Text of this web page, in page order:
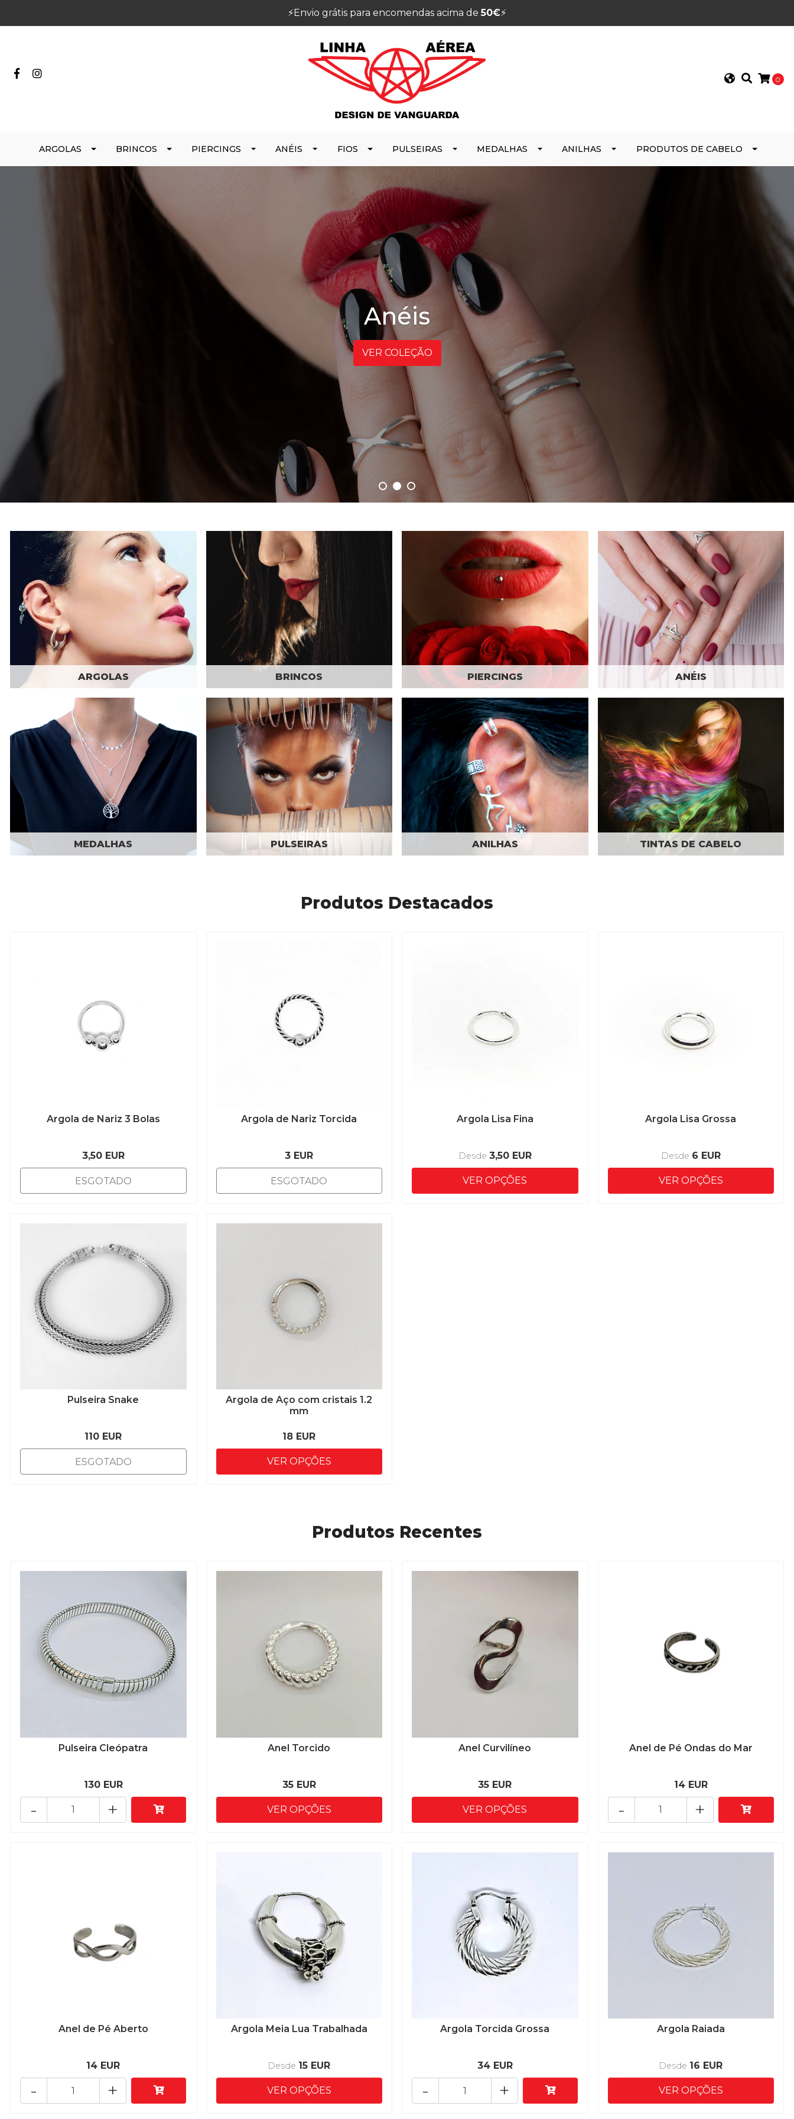
⚡️Envio grátis para encomendas acima de50€⚡️
0
ARGOLAS BRINCOS PIERCINGS ANÉIS FIOS PULSEIRAS MEDALHAS ANILHAS PRODUTOS DE CABELO
Anéis
VER COLEÇÃO
ARGOLAS BRINCOS PIERCINGS ANÉIS
MEDALHAS PULSEIRAS ANILHAS TINTAS DE CABELO
Produtos Destacados
Argola de Nariz 3 Bolas
3,50 EUR
ESGOTADO
Argola de Nariz Torcida
3 EUR
ESGOTADO
Argola Lisa Fina
Desde 3,50 EUR
VER OPÇÕES
Argola Lisa Grossa
Desde 6 EUR
VER OPÇÕES
Pulseira Snake
110 EUR
ESGOTADO
Argola de Aço com cristais 1.2
mm
18 EUR
VER OPÇÕES
Produtos Recentes
Pulseira Cleópatra
130 EUR
+
-
Anel Torcido
35 EUR
VER OPÇÕES
Anel Curvilíneo
35 EUR
VER OPÇÕES
Anel de Pé Ondas do Mar
14 EUR
+
-
Anel de Pé Aberto
14 EUR
+
-
Argola Meia Lua Trabalhada
Desde 15 EUR
VER OPÇÕES
Argola Torcida Grossa
34 EUR
+
-
Argola Raiada
Desde 16 EUR
VER OPÇÕES